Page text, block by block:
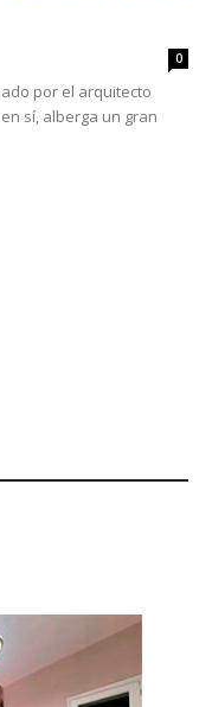
0
por el arquitecto
sí, alberga un gran